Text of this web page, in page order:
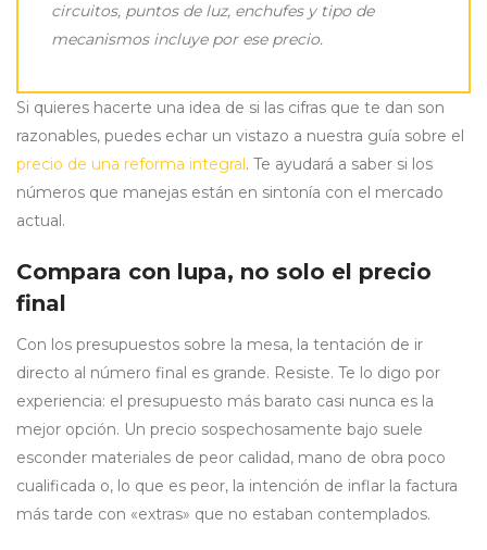
circuitos, puntos de luz, enchufes y tipo de
mecanismos incluye por ese precio.
Si quieres hacerte una idea de si las cifras que te dan son
razonables, puedes echar un vistazo a nuestra guía sobre el
precio de una reforma integral. Te ayudará a saber si los
números que manejas están en sintonía con el mercado
actual.
Compara con lupa, no solo el precio
final
Con los presupuestos sobre la mesa, la tentación de ir
directo al número final es grande. Resiste. Te lo digo por
experiencia: el presupuesto más barato casi nunca es la
mejor opción. Un precio sospechosamente bajo suele
esconder materiales de peor calidad, mano de obra poco
cualificada o, lo que es peor, la intención de inflar la factura
más tarde con «extras» que no estaban contemplados.